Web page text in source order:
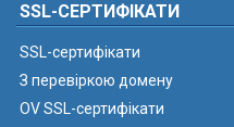
SSL-СЕРТИФІКАТИ
SSL-сертифікати
З перевіркою домену
OV SSL-сертифікати